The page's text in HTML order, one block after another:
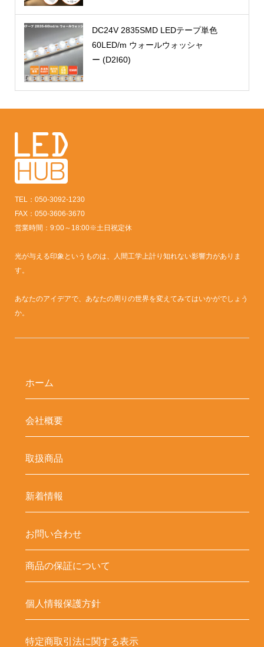
DC24V 2835SMD LEDテープ単色
60LED/m ウォールウォッシャ
ー (D2I60)
TEL：050-3092-1230
FAX：050-3606-3670
営業時間：9:00～18:00※土日祝定休
光が与える印象というものは、人間工学上計り知れない影響力がありま
す。
あなたのアイデアで、あなたの周りの世界を変えてみてはいかがでしょう
か。
ホーム
会社概要
取扱商品
新着情報
お問い合わせ
商品の保証について
個人情報保護方針
特定商取引法に関する表示